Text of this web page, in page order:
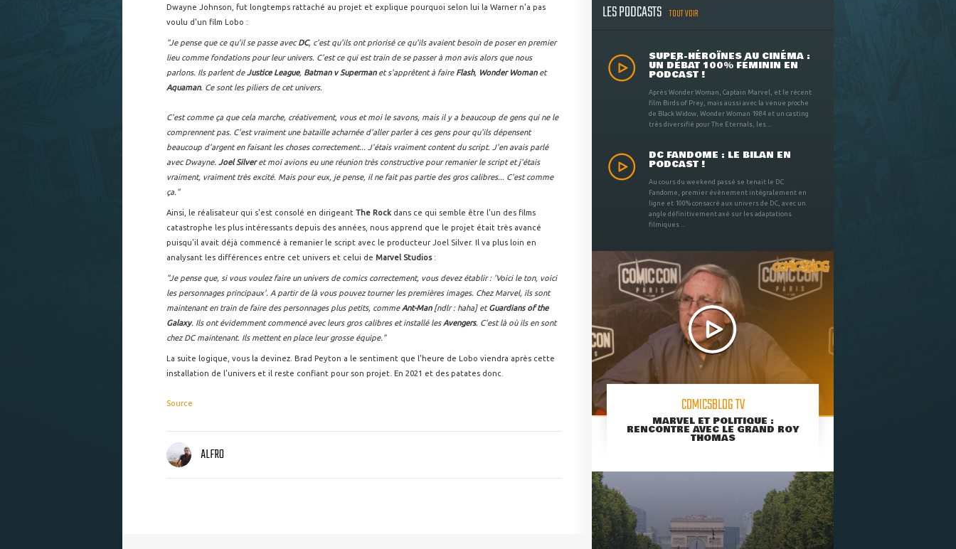
Dwayne Johnson, fut longtemps rattaché au projet et explique pourquoi selon lui la Warner n'a pas
voulu d'un film Lobo :
"Je pense que ce qu'il se passe avec DC, c'est qu'ils ont priorisé ce qu'ils avaient besoin de poser en premier
lieu comme fondations pour leur univers. C'est ce qui est train de se passer à mon avis alors que nous
parlons. Ils parlent deJustice League, Batman v Supermanet s'apprêtent à faire Flash, Wonder Womanet
Aquaman. Ce sont les piliers de cet univers.
C'est comme ça que cela marche, créativement, vous et moi le savons, mais il y a beaucoup de gens qui ne le
comprennent pas. C'est vraiment une bataille acharnée d'aller parler à ces gens pour qu'ils dépensent
beaucoup d'argent en faisant les choses correctement... J'étais vraiment content du script. J'en avais parlé
avec Dwayne. Joel Silveret moi avions eu une réunion très constructive pour remanier le script et j'étais
vraiment, vraiment très excité. Mais pour eux, je pense, il ne fait pas partie des gros calibres... C'est comme
ça."
Ainsi, le réalisateur qui s'est consolé en dirigeant The Rock dans ce qui semble être l'un des films
catastrophe les plus intéressants depuis des années, nous apprend que le projet était très avancé
puisqu'il avait déjà commencé à remanier le script avec le producteur Joel Silver. Il va plus loin en
analysant les différences entre cet univers et celui de Marvel Studios:
"Je pense que, si vous voulez faire un univers de comics correctement, vous devez établir : 'Voici le ton, voici
les personnages principaux'. A partir de là vous pouvez tourner les premières images. Chez Marvel, ils sont
maintenant en train de faire des personnages plus petits, commeAnt-Man[ndlr : haha] etGuardians of the
Galaxy. Ils ont évidemment commencé avec leurs gros calibres et installé lesAvengers. C'est là où ils en sont
chez DC maintenant. Ils mettent en place leur grosse équipe."
La suite logique, vous la devinez. Brad Peyton a le sentiment que l'heure de Lobo viendra après cette
installation de l'univers et il reste confiant pour son projet. En 2021 et des patates donc.
Source
ALFRO
LES PODCASTS TOUT VOIR
SUPER-HÉROÏNES AU CINÉMA :
UN DÉBAT 100% FÉMININ EN
PODCAST !
Après Wonder Woman, Captain Marvel, et le récent
film Birds of Prey, mais aussi avec la venue proche
de Black Widow, Wonder Woman 1984 et un casting
très diversifié pour The Eternals, les ...
DC FANDOME : LE BILAN EN
PODCAST !
Au cours du weekend passé se tenait le DC
Fandome, premier évènement intégralement en
ligne et 100% consacré aux univers de DC, avec un
angle définitivement axé sur les adaptations
filmiques ...
COMICSBLOG TV
MARVEL ET POLITIQUE :
RENCONTRE AVEC LE GRAND ROY
THOMAS